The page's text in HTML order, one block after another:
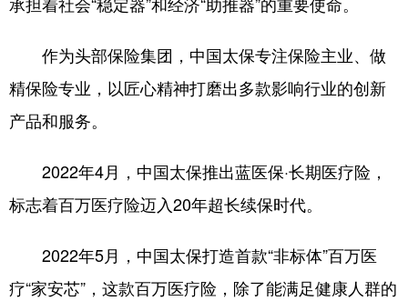
作为头部保险集团，中国太保专注保险主业、做
精保险专业，以匠心精神打磨出多款影响行业的创新
产品和服务。
2022年4月，中国太保推出蓝医保·长期医疗险，
标志着百万医疗险迈入20年超长续保时代。
2022年5月，中国太保打造首款“非标体”百万医
疗“家安芯”，这款百万医疗险，除了能满足健康人群的